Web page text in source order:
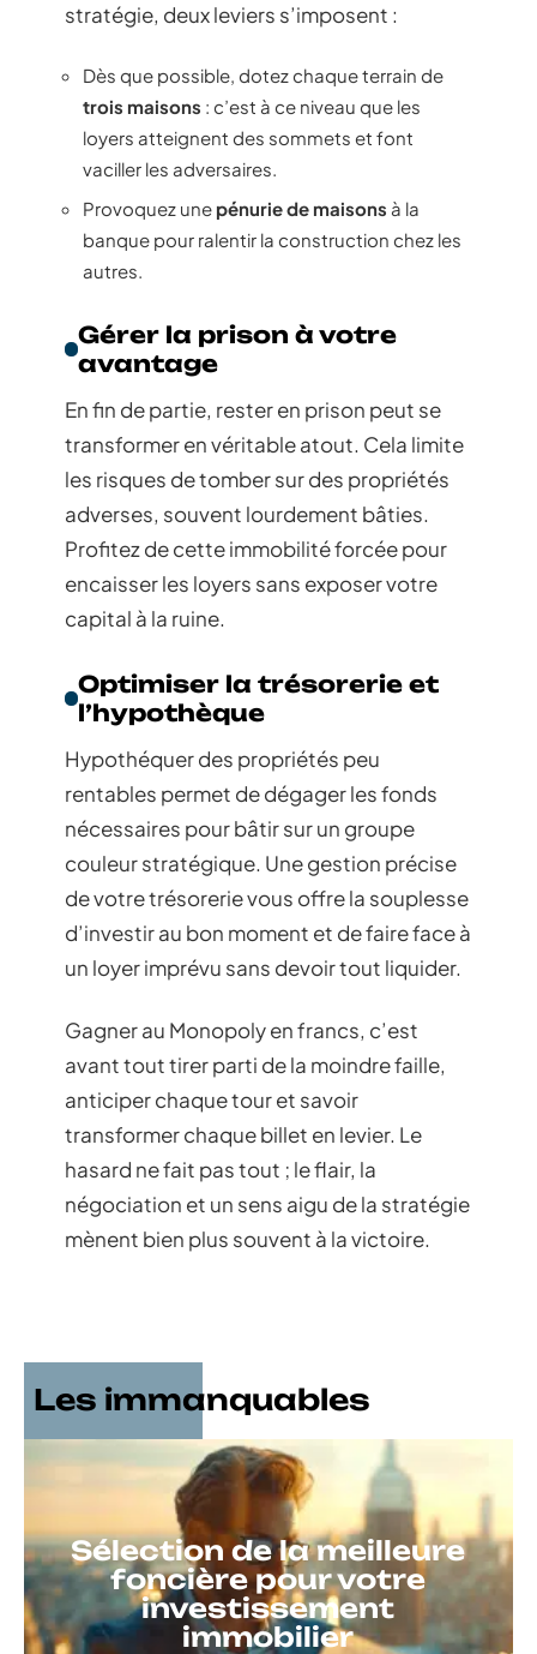
stratégie, deux leviers s’imposent :
Dès que possible, dotez chaque terrain de
trois maisons : c’est à ce niveau que les
loyers atteignent des sommets et font
vaciller les adversaires.
Provoquez une pénurie de maisons à la
banque pour ralentir la construction chez les
autres.
Gérer la prison à votre
avantage
En fin de partie, rester en prison peut se
transformer en véritable atout. Cela limite
les risques de tomber sur des propriétés
adverses, souvent lourdement bâties.
Profitez de cette immobilité forcée pour
encaisser les loyers sans exposer votre
capital à la ruine.
Optimiser la trésorerie et
l’hypothèque
Hypothéquer des propriétés peu
rentables permet de dégager les fonds
nécessaires pour bâtir sur un groupe
couleur stratégique. Une gestion précise
de votre trésorerie vous offre la souplesse
d’investir au bon moment et de faire face à
un loyer imprévu sans devoir tout liquider.
Gagner au Monopoly en francs, c’est
avant tout tirer parti de la moindre faille,
anticiper chaque tour et savoir
transformer chaque billet en levier. Le
hasard ne fait pas tout ; le flair, la
négociation et un sens aigu de la stratégie
mènent bien plus souvent à la victoire.
Les immanquables
Sélection de la meilleure
foncière pour votre
investissement
immobilier